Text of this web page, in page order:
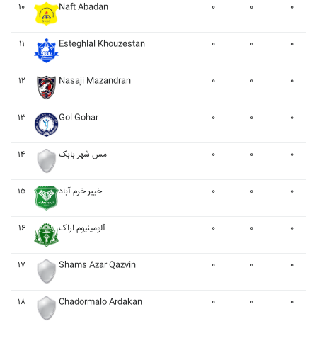
۱۰ Naft Abadan ۰ ۰ ۰
۱۱ Esteghlal Khouzestan ۰ ۰ ۰
۱۲ Nasaji Mazandran ۰ ۰ ۰
۱۳ Gol Gohar ۰ ۰ ۰
۱۴ مس شهر بابک ۰ ۰ ۰
۱۵ خيبر خرم آباد ۰ ۰ ۰
۱۶ آلومينيوم اراک ۰ ۰ ۰
۱۷ Shams Azar Qazvin ۰ ۰ ۰
۱۸ Chadormalo Ardakan ۰ ۰ ۰